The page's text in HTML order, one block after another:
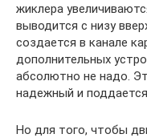
жиклера
выводится с низу
создается в канале
дополнительных
абсолютно не надо.
надежный и
Но для того, чтобы